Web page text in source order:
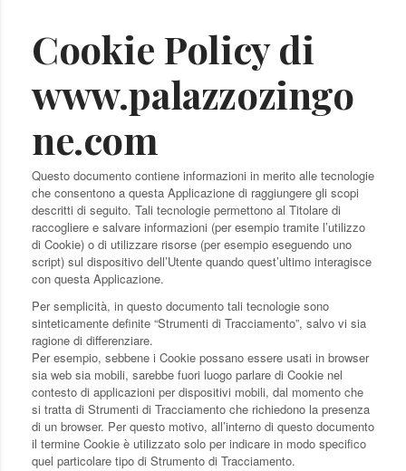
Cookie Policy di
www.palazzozingo
ne.com
Questo documento contiene informazioni in merito alle tecnologie
che consentono a questa Applicazione di raggiungere gli scopi
descritti di seguito. Tali tecnologie permettono al Titolare di
raccogliere e salvare informazioni (per esempio tramite l’utilizzo
di Cookie) o di utilizzare risorse (per esempio eseguendo uno
script) sul dispositivo dell’Utente quando quest’ultimo interagisce
con questa Applicazione.
Per semplicità, in questo documento tali tecnologie sono
sinteticamente definite “Strumenti di Tracciamento”, salvo vi sia
ragione di differenziare.
Per esempio, sebbene i Cookie possano essere usati in browser
sia web sia mobili, sarebbe fuori luogo parlare di Cookie nel
contesto di applicazioni per dispositivi mobili, dal momento che
si tratta di Strumenti di Tracciamento che richiedono la presenza
di un browser. Per questo motivo, all’interno di questo documento
il termine Cookie è utilizzato solo per indicare in modo specifico
quel particolare tipo di Strumento di Tracciamento.